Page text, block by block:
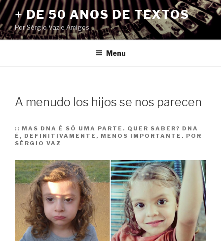
Pular
para
o
conteúdo
+ DE 50 ANOS DE TEXTOS
Por Sérgio Vaz e Amigos
Menu
A menudo los hijos se nos parecen
:: MAS DNA É SÓ UMA PARTE. QUER SABER? DNA
É, DEFINITIVAMENTE, MENOS IMPORTANTE. POR
SÉRGIO VAZ